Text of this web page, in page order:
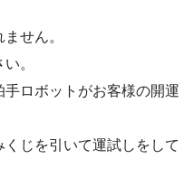
せん。
。
ロボットがお客様の開運
じを引いて運試しをして